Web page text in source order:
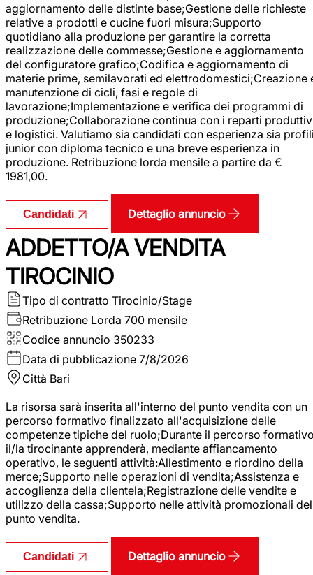
aggiornamento delle distinte base;Gestione delle richieste
relative a prodotti e cucine fuori misura;Supporto
quotidiano alla produzione per garantire la corretta
realizzazione delle commesse;Gestione e aggiornamento
del configuratore grafico;Codifica e aggiornamento di
materie prime, semilavorati ed elettrodomestici;Creazione
manutenzione di cicli, fasi e regole di
lavorazione;Implementazione e verifica dei programmi di
produzione;Collaborazione continua con i reparti
e logistici. Valutiamo sia candidati con esperienza sia
junior con diploma tecnico e una breve esperienza in
produzione. Retribuzione lorda mensile a partire da €
1981,00.
Candidati Dettaglio annuncio
ADDETTO/A VENDITA
TIROCINIO
Tipo di contratto Tirocinio/Stage
Retribuzione Lorda 700 mensile
Codice annuncio 350233
Data di pubblicazione 7/8/2026
Città Bari
La risorsa sarà inserita all'interno del punto vendita con un
percorso formativo finalizzato all'acquisizione delle
competenze tipiche del ruolo;Durante il percorso
il/la tirocinante apprenderà, mediante affiancamento
operativo, le seguenti attività:Allestimento e riordino della
merce;Supporto nelle operazioni di vendita;Assistenza e
accoglienza della clientela;Registrazione delle vendite e
utilizzo della cassa;Supporto nelle attività promozionali del
punto vendita.
Candidati Dettaglio annuncio